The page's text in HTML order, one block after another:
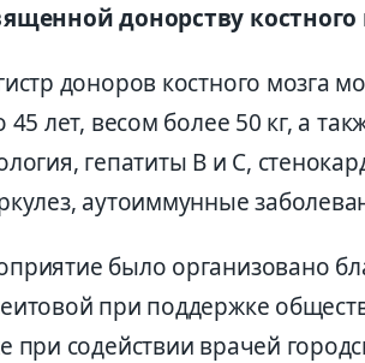
донорству
доноров костного мозга
45 лет, весом более 50 кг, а
гепатиты В и С,
аутоиммунные
было организовано
при поддержке
при содействии врачей